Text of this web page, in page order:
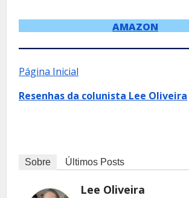
AMAZON
Página Inicial
Resenhas da colunista Lee Oliveira
Sobre Últimos Posts
Lee Oliveira